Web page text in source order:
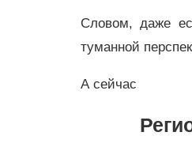
Словом, даже
туманной
А сейчас